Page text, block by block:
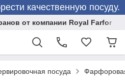
качественную посуду.
от компании Royal Farfor
посуда